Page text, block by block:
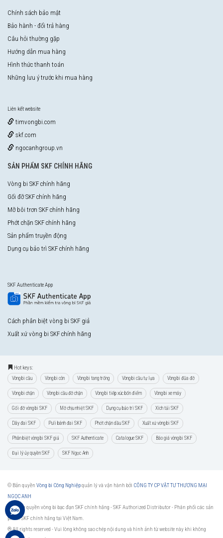
Chính sách bảo mật
Bảo hành - đổi trả hàng
Câu hỏi thường gặp
Hướng dẫn mua hàng
Hình thức thanh toán
Những lưu ý trước khi mua hàng
Liên kết website
timvongbi.com
skf.com
ngocanhgroup.vn
SẢN PHẨM SKF CHÍNH HÃNG
Vòng bi SKF chính hãng
Gối đỡ SKF chính hãng
Mỡ bôi trơn SKF chính hãng
Phớt chặn SKF chính hãng
Sản phẩm truyền động
Dụng cụ bảo trì SKF chính hãng
SKF Authenticate App
Cách phân biệt vòng bi SKF giả
Xuất xứ vòng bi SKF chính hãng
Hot keys:
Vòng bi cầu Vòng bi côn Vòng bi tang trống Vòng bi cầu tự lựa Vòng bi đũa đỡ
Vòng bi chặn Vòng bi cầu đỡ chặn Vòng bi tiếp xúc bốn điểm Vòng bi xe máy
Gối đỡ vòng bi SKF Mỡ chịu nhiệt SKF Dụng cụ bảo trì SKF Xích tải SKF
Dây đai SKF Puli bánh đai SKF Phớt chặn dầu SKF Xuất xứ vòng bi SKF
Phân biệt vòng bi SKF giả SKF Authenticate Catalogue SKF Báo giá vòng bi SKF
Đại lý ủy quyền SKF SKF Ngọc Anh
© Bản quyền Vòng bi Công Nghiệpquản lý và vận hành bởi CÔNG TY CP VẬT TƯ THƯƠNG MẠI
NGỌC ANH
Đại lý ủy quyền vòng bi bạc đạn SKF chính hãng -SKF Authorized Distributor- Phân phối các sản
phẩm SKF chính hãng tại Việt Nam.
® All rights reserved - Vui lòng không sao chép nội dung và hình ảnh từ website này khi không